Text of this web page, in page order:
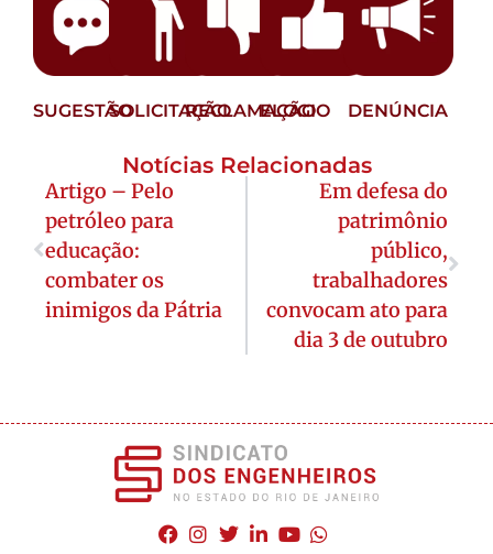
SUGESTÃOSOLICITAÇÃORECLAMAÇÃO
ELOGIO DENÚNCIA
Notícias Relacionadas
Artigo – Pelo
petróleo para
educação:
combater os
inimigos da Pátria
Em defesa do
patrimônio
público,
trabalhadores
convocam ato para
dia 3 de outubro